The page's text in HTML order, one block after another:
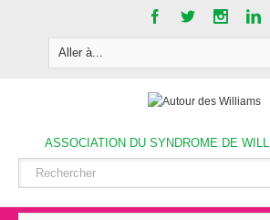
Aller à...
ASSOCIATION DU SYNDROME DE